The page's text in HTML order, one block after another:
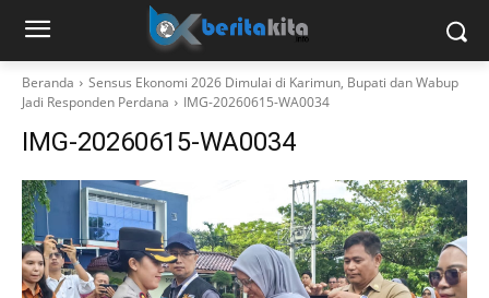
Beranda
Sensus Ekonomi 2026 Dimulai di Karimun, Bupati dan Wabup
Jadi Responden Perdana
IMG-20260615-WA0034
IMG-20260615-WA0034